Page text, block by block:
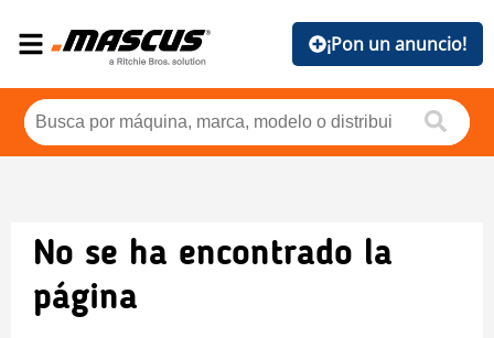
¡Pon un anuncio!
No se ha encontrado la
página